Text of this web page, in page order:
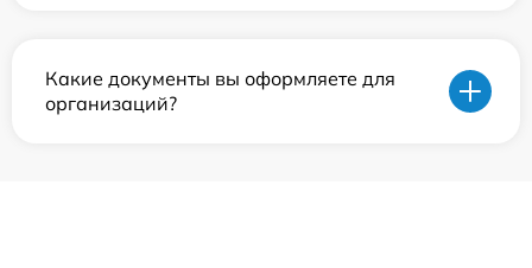
Какие документы вы оформляете для
организаций?